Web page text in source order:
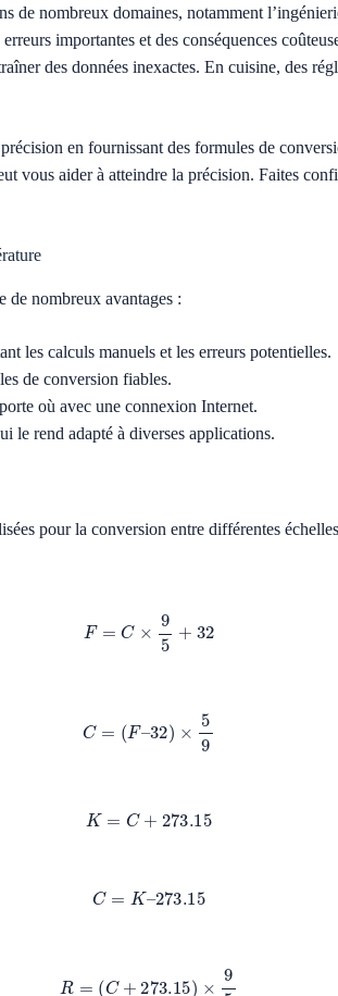
de nombreux domaines, notamment
importantes et des conséquences
des données inexactes. En cuisine, des
en fournissant des formules de
vous aider à atteindre la précision. Faites
de nombreux avantages :
les calculs manuels et les erreurs potentielles.
de conversion fiables.
où avec une connexion Internet.
le rend adapté à diverses applications.
pour la conversion entre différentes
5+
K C+ 273.15
C K–273.15